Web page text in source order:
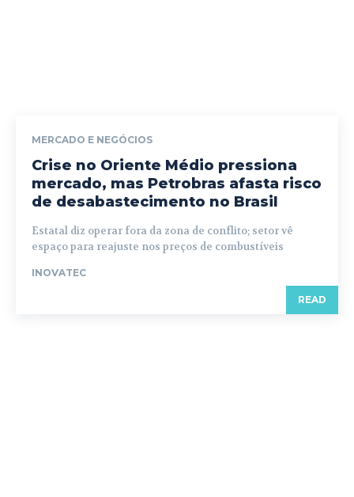
MERCADO E NEGÓCIOS
Crise no Oriente Médio pressiona
mercado, mas Petrobras afasta risco
de desabastecimento no Brasil
Estatal diz operar fora da zona de conflito; setor vê
espaço para reajuste nos preços de combustíveis
INOVATEC
READ